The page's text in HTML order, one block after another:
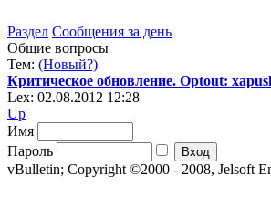
Раздел Сообщения за день
Общие вопросы
Тем: (Новый?)
Критическое обновление. Optout:
Lex: 02.08.2012 12:28
Up
Имя
Пароль
vBulletin; Copyright ©2000 - 2008, Jelsoft